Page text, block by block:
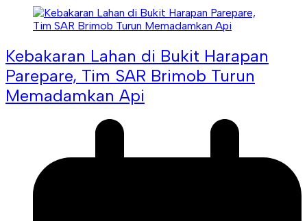
Kebakaran Lahan di Bukit Harapan
Parepare, Tim SAR Brimob Turun
Memadamkan Api